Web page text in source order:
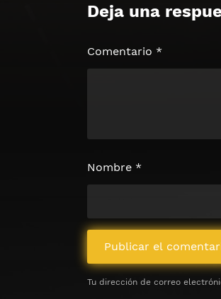
Deja una
Tu dirección de correo
Comentario *
Nombre *